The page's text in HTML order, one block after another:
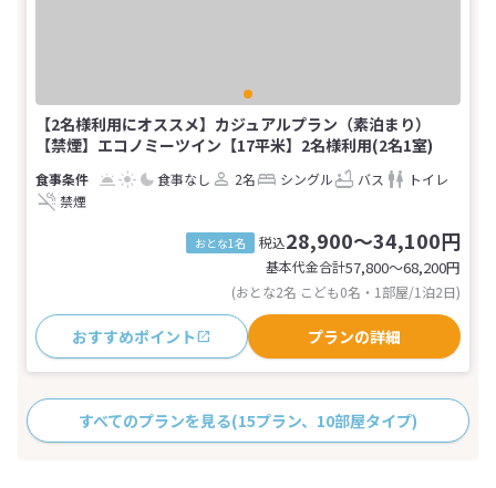
【2名様利用にオススメ】カジュアルプラン（素泊まり）
【禁煙】エコノミーツイン【17平米】2名様利用(2名1室)
食事なし 2名 シングル バス
トイレ
禁煙
おとな1名 税込28,900～34,100円
基本代金合計57,800〜68,200円
(おとな2名 こども0名・1部屋/1泊2日)
おすすめポイント プランの詳細
すべてのプランを見る(15プラン、10部屋タイプ)